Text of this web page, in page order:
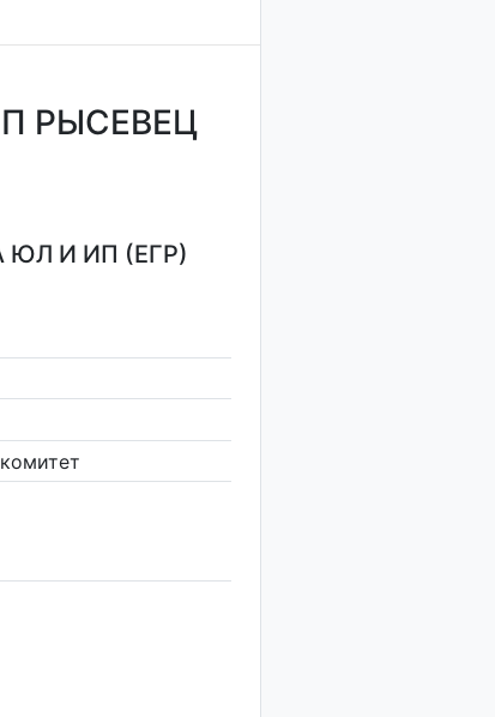
РЫСЕВЕЦ
ЮЛ И ИП (ЕГР)